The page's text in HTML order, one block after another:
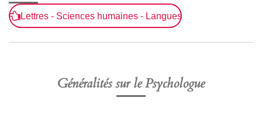
Lettres - Sciences humaines - Langues
Généralités sur le Psychologue